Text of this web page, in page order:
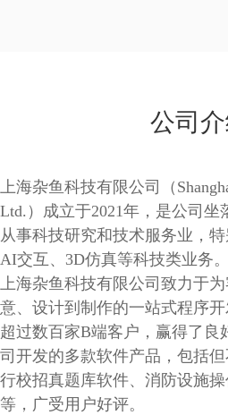
公司
上海杂鱼科技有限公司（
Ltd.）成立于2021年，是公司
从事科技研究和技术服务业，特
AI交互、3D仿真等科技类业务。
上海杂鱼科技有限公司致力于
意、设计到制作的一站式程序
超过数百家B端客户，赢得了良
司开发的多款软件产品，包括
行校招真题库软件、消防设施
等，广受用户好评。